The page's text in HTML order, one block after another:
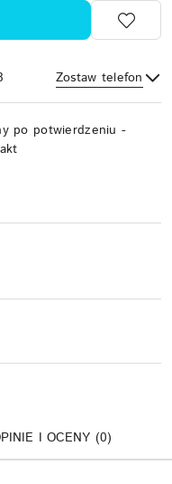
Zostaw telefon
po potwierdzeniu -
I OCENY (0)